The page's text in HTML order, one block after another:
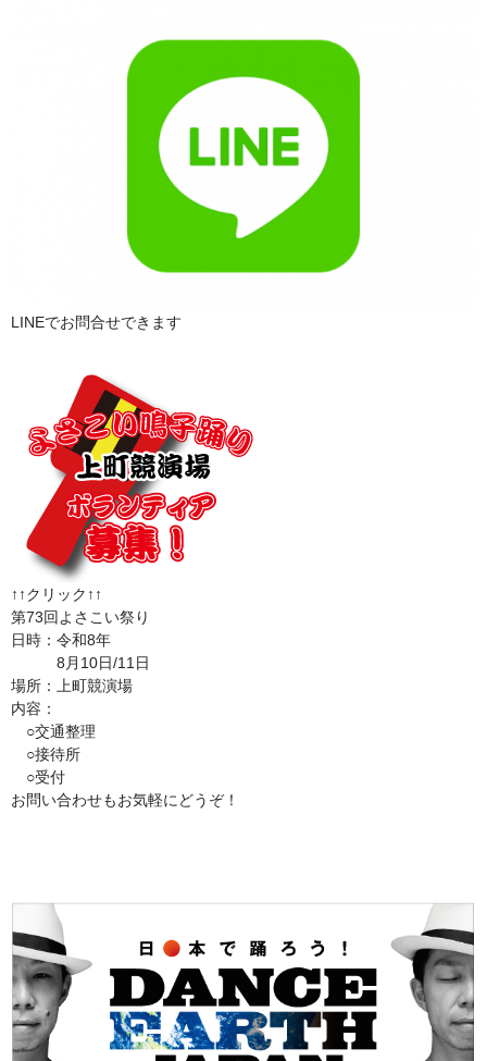
LINEでお問合せできます
↑↑クリック↑↑
第73回よさこい祭り
日時：令和8年
8月10日/11日
場所：上町競演場
内容：
○交通整理
○接待所
○受付
お問い合わせもお気軽にどうぞ！